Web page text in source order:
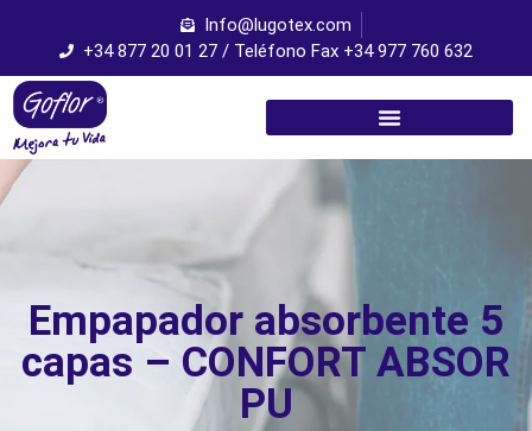
Info@lugotex.com
+34 877 20 01 27 / Teléfono Fax +34 977 760 632
Empapador absorbente 5
capas – CONFORT ABSOR
PU